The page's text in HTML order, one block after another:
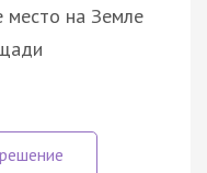
место на Земле